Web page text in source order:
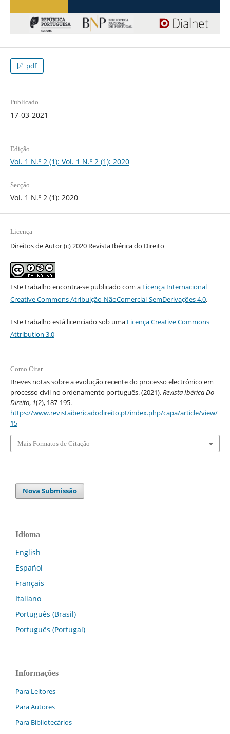
pdf
Publicado
17-03-2021
Edição
Vol. 1 N.º 2 (1): Vol. 1 N.º 2 (1): 2020
Secção
Vol. 1 N.º 2 (1): 2020
Licença
Direitos de Autor (c) 2020 Revista Ibérica do Direito
Este trabalho encontra-se publicado com a Licença Internacional
Creative Commons Atribuição-NãoComercial-SemDerivações 4.0.
Este trabalho está licenciado sob uma Licença Creative Commons
Attribution 3.0
Como Citar
Breves notas sobre a evolução recente do processo electrónico em
processo civil no ordenamento português. (2021).Revista Ibérica Do
Direito, 1(2), 187-195.
https://www.revistaibericadodireito.pt/index.php/capa/article/view/
15
Mais Formatos de Citação
Nova Submissão
Idioma
English
Español
Français
Italiano
Português (Brasil)
Português (Portugal)
Informações
Para Leitores
Para Autores
Para Bibliotecários